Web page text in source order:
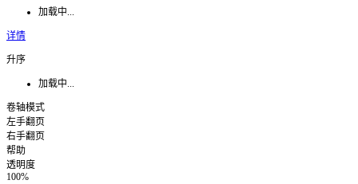
加载中...
详情
升序
加载中...
卷轴模式
左手翻页
右手翻页
帮助
透明度
100%